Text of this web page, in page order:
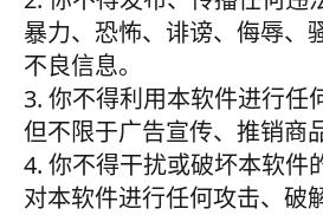
暴力、恐怖、诽谤、侮辱、
不良信息。
3. 你不得利用本软件进行任
但不限于广告宣传、推销商
4. 你不得干扰或破坏本软件
对本软件进行任何攻击、破